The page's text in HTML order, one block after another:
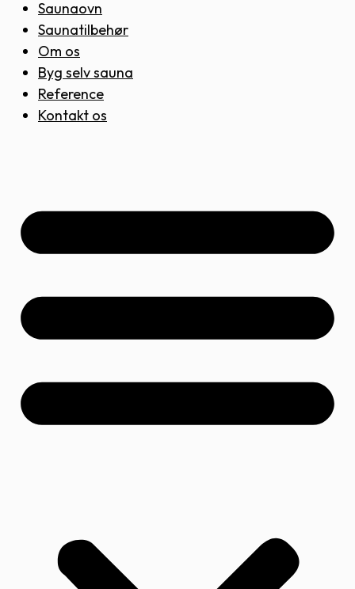
Saunaovn
Saunatilbehør
Om os
Byg selv sauna
Reference
Kontakt os